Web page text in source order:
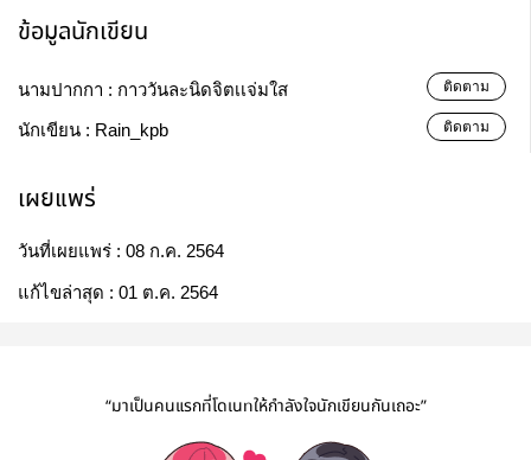
ข้อมูลนักเขียน
นามปากกา : กาววันละนิดจิตเเจ่มใส ติดตาม
นักเขียน : Rain_kpb ติดตาม
เผยแพร่
วันที่เผยแพร่ : 08 ก.ค. 2564
แก้ไขล่าสุด : 01 ต.ค. 2564
“มาเป็นคนแรกที่โดเนทให้กำลังใจนักเขียนกันเถอะ”